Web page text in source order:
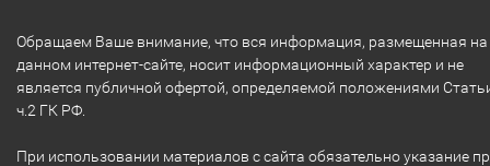
Обращаем Ваше внимание, что вся информация, размещенная на
данном интернет-сайте, носит информационный характер и не
является публичной офертой, определяемой положениями
ч.2 ГК РФ.
При использовании материалов с сайта обязательно указание